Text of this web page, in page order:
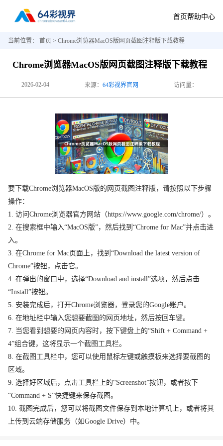
首页帮助中心
当前位置： 首页 > Chrome浏览器MacOS版网页截图注释版下载教程
Chrome浏览器MacOS版网页截图注释版下载教程
2026-02-04 来源： 64彩视界官网 访问量：
要下载Chrome浏览器MacOS版的网页截图注释版，请按照以下步骤
操作：
1. 访问Chrome浏览器官方网站（https://www.google.com/chrome/）。
2. 在搜索框中输入“MacOS版”，然后找到“Chrome for Mac”并点击进
入。
3. 在Chrome for Mac页面上，找到“Download the latest version of
Chrome”按钮，点击它。
4. 在弹出的窗口中，选择“Download and install”选项，然后点击
“Install”按钮。
5. 安装完成后，打开Chrome浏览器，登录您的Google账户。
6. 在地址栏中输入您想要截图的网页地址，然后按回车键。
7. 当您看到想要的网页内容时，按下键盘上的“Shift + Command +
4”组合键，这将显示一个截图工具栏。
8. 在截图工具栏中，您可以使用鼠标左键或触摸板来选择要截图的
区域。
9. 选择好区域后，点击工具栏上的“Screenshot”按钮，或者按下
“Command + S”快捷键来保存截图。
10. 截图完成后，您可以将截图文件保存到本地计算机上，或者将其
上传到云端存储服务（如Google Drive）中。